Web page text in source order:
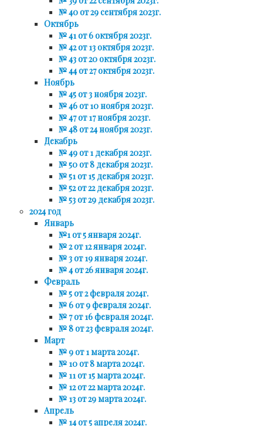
№ 40 от 29 сентября 2023г.
Октябрь
№ 41 от 6 октября 2023г.
№ 42 от 13 октября 2023г.
№ 43 от 20 октября 2023г.
№ 44 от 27 октября 2023г.
Ноябрь
№ 45 от 3 ноября 2023г.
№ 46 от 10 ноября 2023г.
№ 47 от 17 ноября 2023г.
№ 48 от 24 ноября 2023г.
Декабрь
№ 49 от 1 декабря 2023г.
№ 50 от 8 декабря 2023г.
№ 51 от 15 декабря 2023г.
№ 52 от 22 декабря 2023г.
№ 53 от 29 декабря 2023г.
2024 год
Январь
№1 от 5 января 2024г.
№ 2 от 12 января 2024г.
№ 3 от 19 января 2024г.
№ 4 от 26 января 2024г.
Февраль
№ 5 от 2 февраля 2024г.
№ 6 от 9 февраля 2024г.
№ 7 от 16 февраля 2024г.
№ 8 от 23 февраля 2024г.
Март
№ 9 от 1 марта 2024г.
№ 10 от 8 марта 2024г.
№ 11 от 15 марта 2024г.
№ 12 от 22 марта 2024г.
№ 13 от 29 марта 2024г.
Апрель
№ 14 от 5 апреля 2024г.